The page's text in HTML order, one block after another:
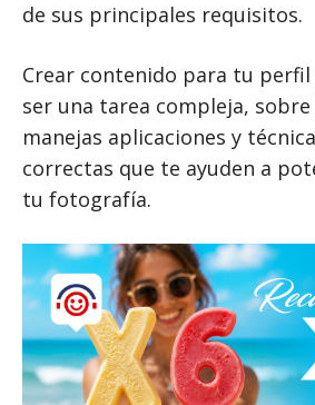
de sus principales requisitos.
Crear contenido para tu perfil
ser una tarea compleja,
manejas aplicaciones y
correctas que te ayuden a
tu fotografía.